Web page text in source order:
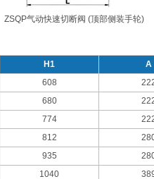
ZSQP气动快速切断阀 (顶部侧装手轮)
H1
A
608
680
774
812
935
1040